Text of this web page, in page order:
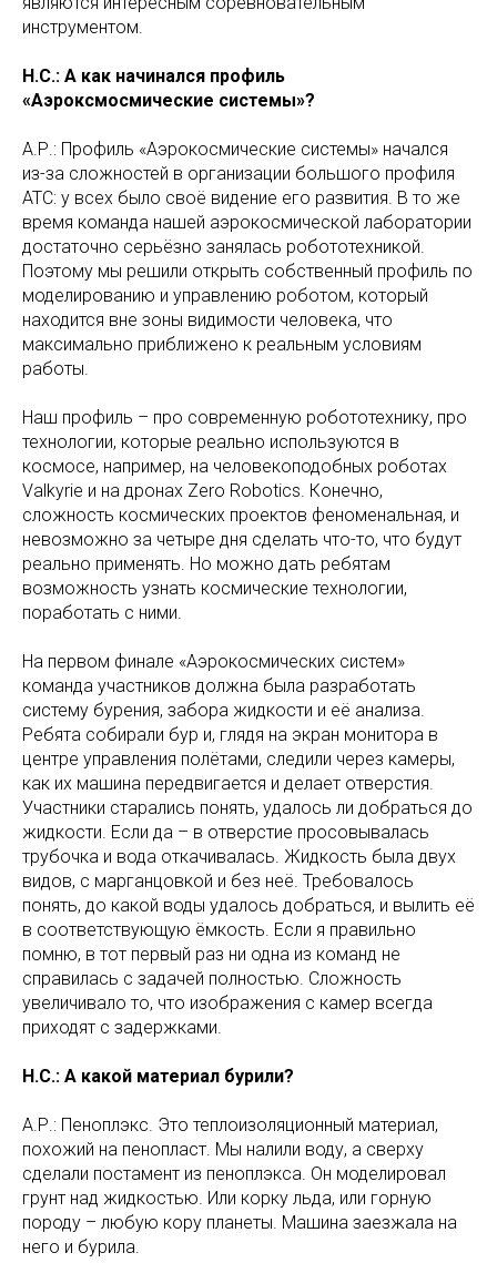
инструментом.
Н.С.: А как начинался профиль
«Аэроксмосмические системы»?
А.Р.: Профиль «Аэрокосмические системы» начался
из-за сложностей в организации большого профиля
АТС: у всех было своё видение его развития. В то же
время команда нашей аэрокосмической лаборатории
достаточно серьёзно занялась робототехникой.
Поэтому мы решили открыть собственный профиль по
моделированию и управлению роботом, который
находится вне зоны видимости человека, что
максимально приближено к реальным условиям
работы.
Наш профиль – про современную робототехнику, про
технологии, которые реально используются в
космосе, например, на человекоподобных роботах
Valkyrie и на дронах Zero Robotics. Конечно,
сложность космических проектов феноменальная, и
невозможно за четыре дня сделать что-то, что будут
реально применять. Но можно дать ребятам
возможность узнать космические технологии,
поработать с ними.
На первом финале «Аэрокосмических систем»
команда участников должна была разработать
систему бурения, забора жидкости и её анализа.
Ребята собирали бур и, глядя на экран монитора в
центре управления полётами, следили через камеры,
как их машина передвигается и делает отверстия.
Участники старались понять, удалось ли добраться до
жидкости. Если да – в отверстие просовывалась
трубочка и вода откачивалась. Жидкость была двух
видов, с марганцовкой и без неё. Требовалось
понять, до какой воды удалось добраться, и вылить её
в соответствующую ёмкость. Если я правильно
помню, в тот первый раз ни одна из команд не
справилась с задачей полностью. Сложность
увеличивало то, что изображения с камер всегда
приходят с задержками.
Н.С.: А какой материал бурили?
А.Р.: Пеноплэкс. Это теплоизоляционный материал,
похожий на пенопласт. Мы налили воду, а сверху
сделали постамент из пеноплэкса. Он моделировал
грунт над жидкостью. Или корку льда, или горную
породу – любую кору планеты. Машина заезжала на
него и бурила.